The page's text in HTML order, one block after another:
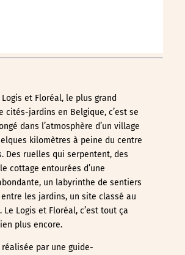
Logis et Floréal, le plus grand
cités-jardins en Belgique, c’est se
dans l’atmosphère d’un village
kilomètres à peine du centre
Des ruelles qui serpentent, des
cottage entourées d’une
un labyrinthe de sentiers
les jardins, un site classé au
Logis et Floréal, c’est tout ça
plus encore.
par une guide-